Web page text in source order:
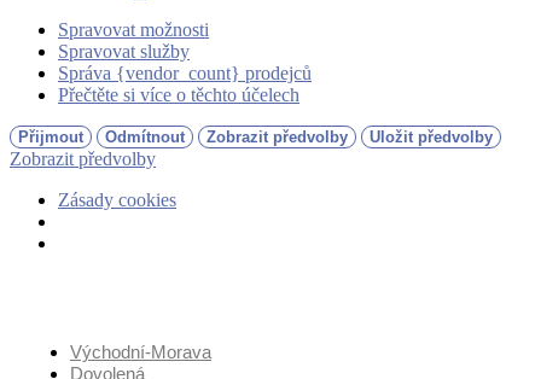
Spravovat možnosti
Spravovat služby
Správa {vendor_count} prodejců
Přečtěte si více o těchto účelech
Přijmout Odmítnout Zobrazit předvolby Uložit předvolby
Zobrazit předvolby
Zásady cookies
Východní-Morava
Dovolená